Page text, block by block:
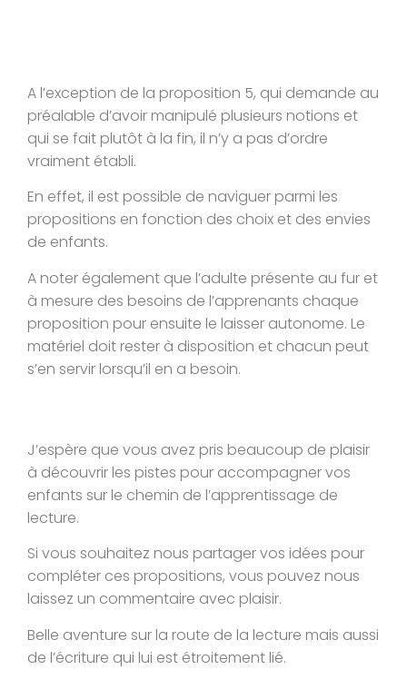
A l’exception de la proposition 5, qui demande au
préalable d’avoir manipulé plusieurs notions et
qui se fait plutôt à la fin, il n’y a pas d’ordre
vraiment établi.
En effet, il est possible de naviguer parmi les
propositions en fonction des choix et des envies
de enfants.
A noter également que l’adulte présente au fur et
à mesure des besoins de l’apprenants chaque
proposition pour ensuite le laisser autonome. Le
matériel doit rester à disposition et chacun peut
s’en servir lorsqu’il en a besoin.
J’espère que vous avez pris beaucoup de plaisir
à découvrir les pistes pour accompagner vos
enfants sur le chemin de l’apprentissage de
lecture.
Si vous souhaitez nous partager vos idées pour
compléter ces propositions, vous pouvez nous
laissez un commentaire avec plaisir.
Belle aventure sur la route de la lecture mais aussi
de l’écriture qui lui est étroitement lié.